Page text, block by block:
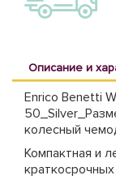
Описание и
Enrico Benetti
колесный
Компактная и